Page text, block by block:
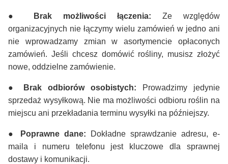
● Brak możliwości łączenia: Ze względów
organizacyjnych nie łączymy wielu zamówień w jedno ani
nie wprowadzamy zmian w asortymencie opłaconych
zamówień. Jeśli chcesz domówić rośliny, musisz złożyć
nowe, oddzielne zamówienie.
● Brak odbiorów osobistych: Prowadzimy jedynie
sprzedaż wysyłkową. Nie ma możliwości odbioru roślin na
miejscu ani przekładania terminu wysyłki na późniejszy.
● Poprawne dane: Dokładne sprawdzanie adresu, e-
maila i numeru telefonu jest kluczowe dla sprawnej
dostawy i komunikacji.